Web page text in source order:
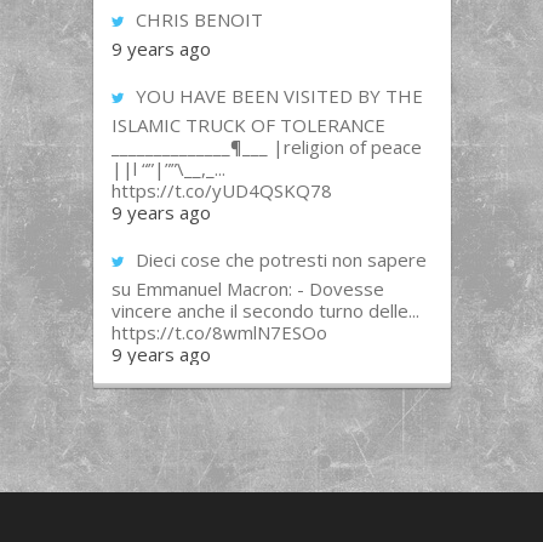
CHRIS BENOIT
9 years ago
YOU HAVE BEEN VISITED BY THE
ISLAMIC TRUCK OF TOLERANCE
______________¶___ |religion of peace
||l “”|””\__,_...
https://t.co/yUD4QSKQ78
9 years ago
Dieci cose che potresti non sapere
su Emmanuel Macron: - Dovesse
vincere anche il secondo turno delle...
https://t.co/8wmlN7ESOo
9 years ago